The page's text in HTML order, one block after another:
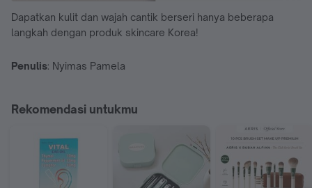
Dapatkan kulit dan wajah cantik berseri hanya beberapa
langkah dengan produk skincare Korea!
Penulis: Nyimas Pamela
Rekomendasi untukmu